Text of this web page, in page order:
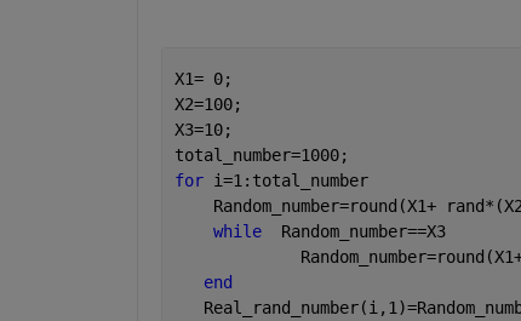
X1= 0;
X2=100;
X3=10;
total_number=1000;
for i=1:total_number
Random_number=round(X1+
while
  Random_number==X3
end